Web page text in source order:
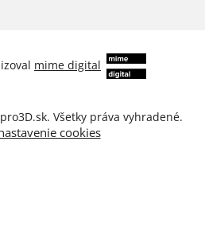
mime digital
. Všetky práva vyhradené.
cookies